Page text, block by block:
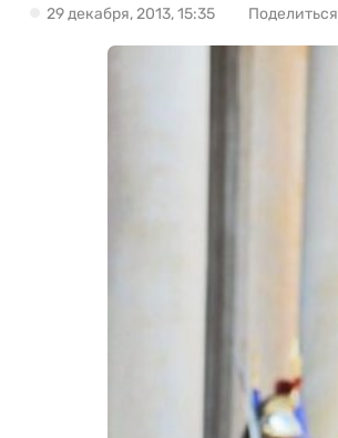
29 декабря, 2013, 15:35 Поделиться